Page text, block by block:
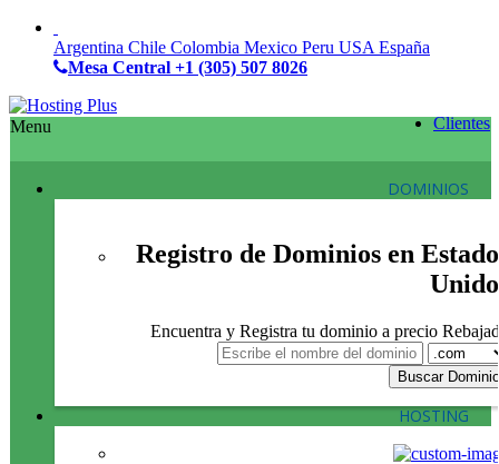
Argentina Chile Colombia Mexico Peru USA España
Mesa Central +1 (305) 507 8026
Clientes
Menu
DOMINIOS
Registro de Dominios en
Encuentra y Registra tu dominio a precio
HOSTING